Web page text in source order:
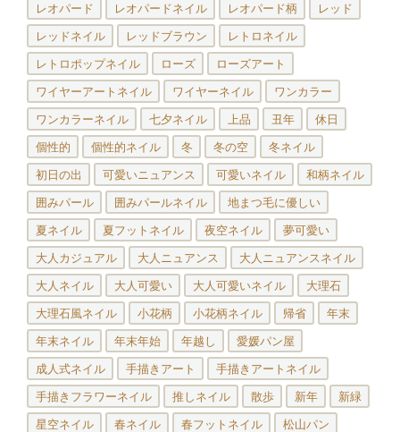
レオパード レオパードネイル レオパード柄 レッド
レッドネイル レッドブラウン レトロネイル
レトロポップネイル ローズ ローズアート
ワイヤーアートネイル ワイヤーネイル ワンカラー
ワンカラーネイル 七夕ネイル 上品 丑年 休日
個性的 個性的ネイル 冬 冬の空 冬ネイル
初日の出 可愛いニュアンス 可愛いネイル 和柄ネイル
囲みパール 囲みパールネイル 地まつ毛に優しい
夏ネイル 夏フットネイル 夜空ネイル 夢可愛い
大人カジュアル 大人ニュアンス 大人ニュアンスネイル
大人ネイル 大人可愛い 大人可愛いネイル 大理石
大理石風ネイル 小花柄 小花柄ネイル 帰省 年末
年末ネイル 年末年始 年越し 愛媛パン屋
成人式ネイル 手描きアート 手描きアートネイル
手描きフラワーネイル 推しネイル 散歩 新年 新緑
星空ネイル 春ネイル 春フットネイル 松山パン